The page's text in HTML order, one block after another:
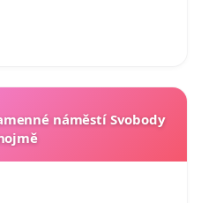
náměstí Svobody